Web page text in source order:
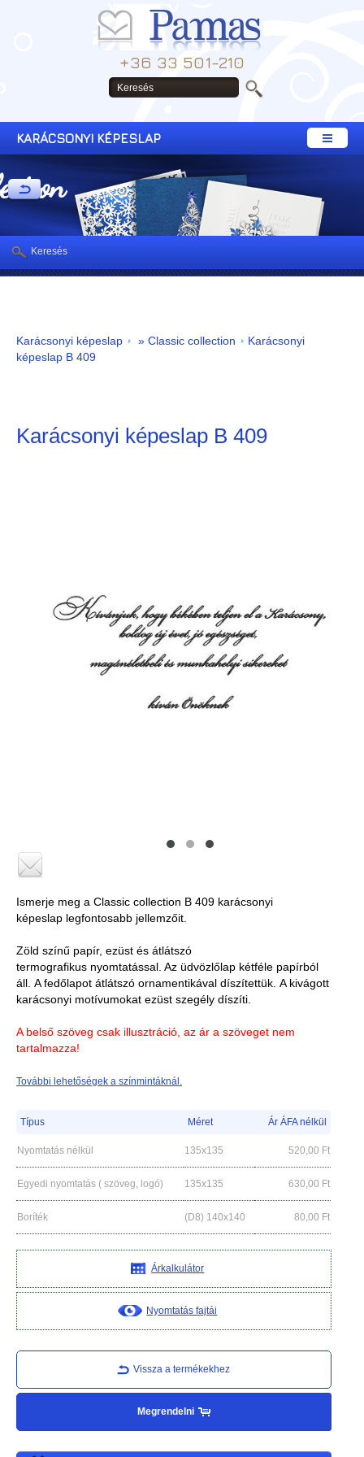
+36 33 501-210
KARÁCSONYI KÉPESLAP
Karácsonyi képeslap » Classic collection
Karácsonyi
képeslap B 409
Karácsonyi képeslap B 409
Ismerje meg a Classic collection B 409 karácsonyi
képeslap legfontosabb jellemzőit.
Zöld színű papír, ezüst és átlátszó
termografikus nyomtatással. Az üdvözlőlap kétféle papírból
áll. A fedőlapot átlátszó ornamentikával díszítettük. A kivágott
karácsonyi motívumokat ezüst szegély díszíti.
A belső szöveg csak illusztráció, az ár a szöveget nem
tartalmazza!
További lehetőségek a színmintáknál.
Típus Méret Ár ÁFA nélkül
Nyomtatás nélkül 135x135 520,00 Ft
Egyedi nyomtatás ( szöveg, logó) 135x135 630,00 Ft
Boríték (D8) 140x140 80,00 Ft
Árkalkulátor
Nyomtatás fajtái
Vissza a termékekhez
Megrendelni
Keresés